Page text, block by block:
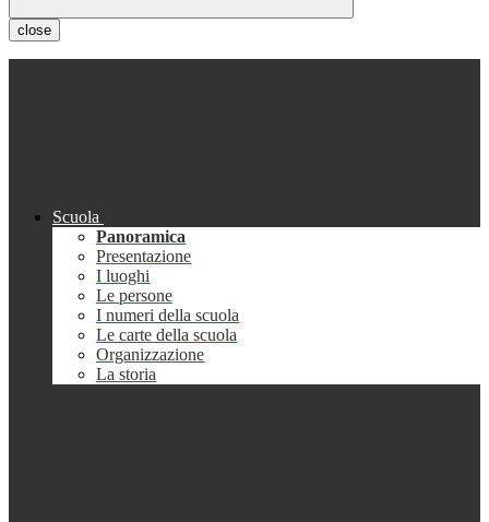
close
Scuola
Panoramica
Presentazione
I luoghi
Le persone
I numeri della scuola
Le carte della scuola
Organizzazione
La storia